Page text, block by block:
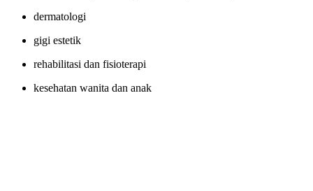
dermatologi
gigi estetik
rehabilitasi dan fisioterapi
kesehatan wanita dan anak